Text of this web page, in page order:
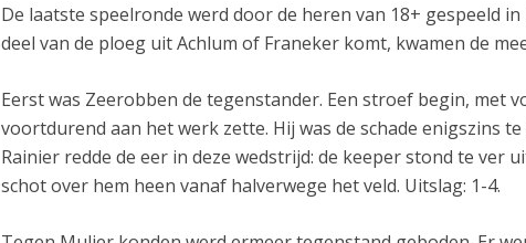
De laatste speelronde werd door de heren van 18+ gespeeld
deel van de ploeg uit Achlum of Franeker komt, kwamen de
Eerst was Zeerobben de tegenstander. Een stroef begin, met
voortdurend aan het werk zette. Hij was de schade enigszins
Rainier redde de eer in deze wedstrijd: de keeper stond te ver
schot over hem heen vanaf halverwege het veld. Uitslag: 1-4.